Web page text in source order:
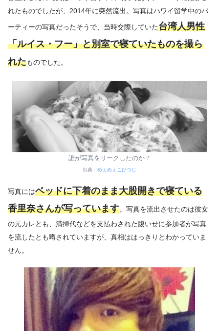
れたものでしたが、2014年に突然流出。写真はハワイ留学中のパ
ーティーの写真だったそうで、当時交際していた台湾人男性
「ルイス・フー」と別室で寝ていたものを撮ら
れたものでした。
誰が写真をリークしたのか？
出典： めぇめぇこひつじ
写真にはベッドに下着のまま大股開きで寝ている
香里奈さんが写っています。写真を流出させたのは彼女
の元カレとも、清掃代などを支払わされた腹いせに参加者が写真
を流したとも噂されていますが、真相ははっきりとわかっていま
せん。